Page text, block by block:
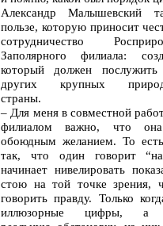
Александр Малышевский
пользе, которую приносит
сотрудничество
Заполярного филиала:
который должен
других крупных
страны.
– Для меня в совместной
филиалом важно, что она
обоюдным желанием. То
так, что один говорит
начинает нивелировать
стою на той точке зрения,
говорить правду. Только
иллюзорные цифры, а